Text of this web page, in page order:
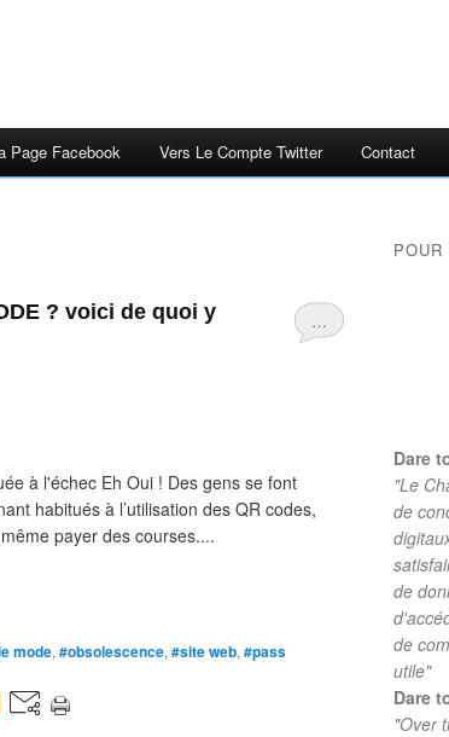
Page Facebook Vers Le Compte Twitter Contact
…
? voici de quoi y
à l'échec Eh Oui ! Des gens se font
habitués à l’utilisation des QR codes,
payer des courses....
mode, #obsolescence, #site web, #pass
Dare
"Le
de
de
de
utile"
Dare
"Over